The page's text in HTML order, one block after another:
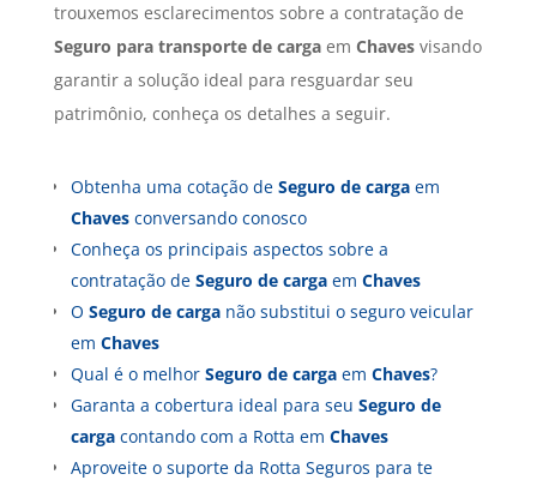
trouxemos esclarecimentos sobre a contratação de
Seguro para transporte de cargaem Chavesvisando
garantir a solução ideal para resguardar seu
patrimônio, conheça os detalhes a seguir.
Obtenha uma cotação de Seguro de cargaem
Chavesconversando conosco
Conheça os principais aspectos sobre a
contratação de Seguro de cargaem Chaves
O Seguro de carganão substitui o seguro veicular
em Chaves
Qual é o melhor Seguro de cargaem Chaves?
Garanta a cobertura ideal para seu Seguro de
cargacontando com a Rotta em Chaves
Aproveite o suporte da Rotta Seguros para te